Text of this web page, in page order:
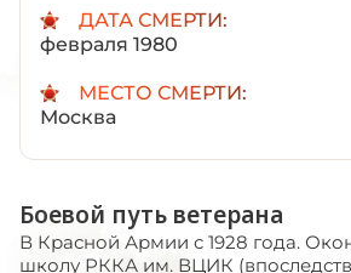
ДАТА СМЕРТИ:
февраля 1980
МЕСТО СМЕРТИ:
Москва
Боевой путь ветерана
В Красной Армии с 1928 года.
школу РККА им. ВЦИК